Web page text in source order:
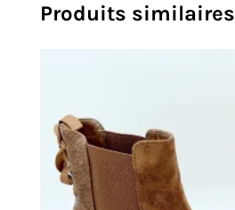
Produits similaires